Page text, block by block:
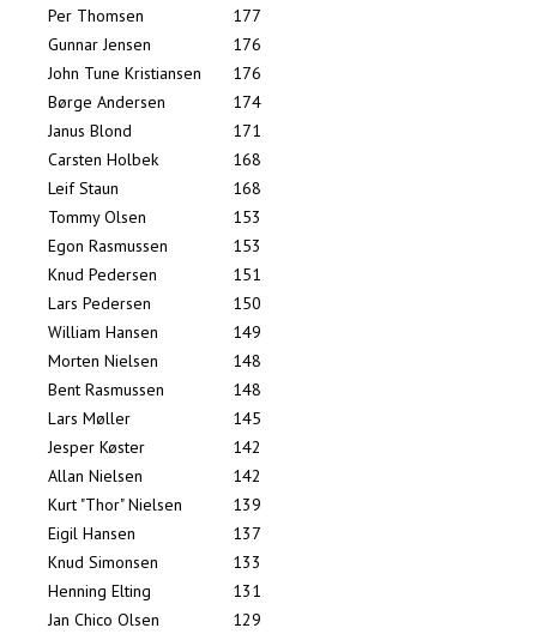
Per Thomsen
177
Gunnar Jensen
176
John Tune Kristiansen
176
Børge Andersen
174
Janus Blond
171
Carsten Holbek
168
Leif Staun
168
Tommy Olsen
153
Egon Rasmussen
153
Knud Pedersen
151
Lars Pedersen
150
William Hansen
149
Morten Nielsen
148
Bent Rasmussen
148
Lars Møller
145
Jesper Køster
142
Allan Nielsen
142
Kurt "Thor" Nielsen
139
Eigil Hansen
137
Knud Simonsen
133
Henning Elting
131
Jan Chico Olsen
129